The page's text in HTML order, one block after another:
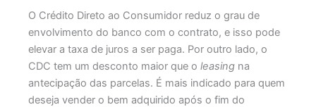
O Crédito Direto ao Consumidor reduz o grau de
envolvimento do banco com o contrato, e isso pode
elevar a taxa de juros a ser paga. Por outro lado, o
CDC tem um desconto maior que o leasing na
antecipação das parcelas. É mais indicado para quem
deseja vender o bem adquirido após o fim do